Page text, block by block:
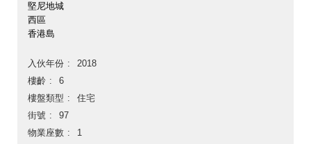
堅尼地城
西區
香港島
入伙年份
2018
樓齡
6
樓盤類型
住宅
街號
97
物業座數
1